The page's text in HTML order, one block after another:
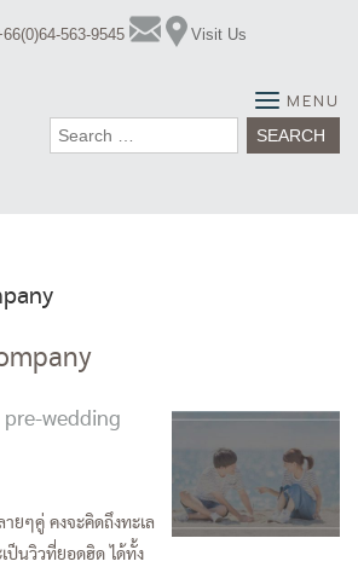
563-9545 Visit Us
Search
MENU
wedding
ยๆคู่ คงจะคิดถึงทะเล
ป็นวิวที่ยอดฮิด ได้ทั้ง